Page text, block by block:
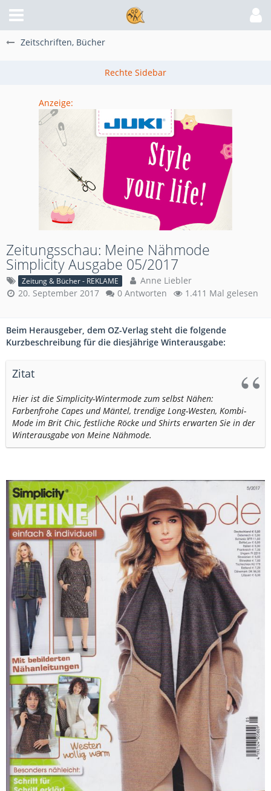
Zeitschriften, Bücher
Anzeige:
Zeitungsschau: Meine Nähmode
Simplicity Ausgabe 05/2017
Zeitung & Bücher - REKLAME
Anne Liebler
20. September 2017
0 Antworten 1.411 Mal gelesen
Beim Herausgeber, dem OZ-Verlag steht die folgende
Kurzbeschreibung für die diesjährige Winterausgabe:
Zitat
Hier ist die Simplicity-Wintermode zum selbst Nähen:
Farbenfrohe Capes und Mäntel, trendige Long-Westen, Kombi-
Mode im Brit Chic, festliche Röcke und Shirts erwarten Sie in der
Winterausgabe von Meine Nähmode.